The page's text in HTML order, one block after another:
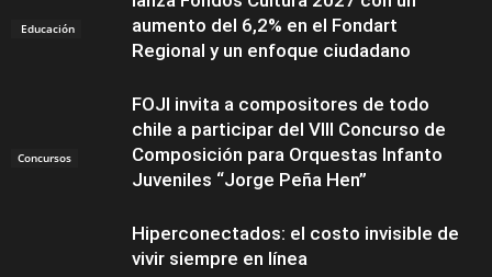
Educación
aumento del 6,2% en el Fondart
Regional y un enfoque ciudadano
Concursos
FOJI invita a compositores de todo
chile a participar del VIII Concurso de
Composición para Orquestas Infanto
Juveniles “Jorge Peña Hen”
Hiperconectados: el costo invisible de
vivir siempre en línea